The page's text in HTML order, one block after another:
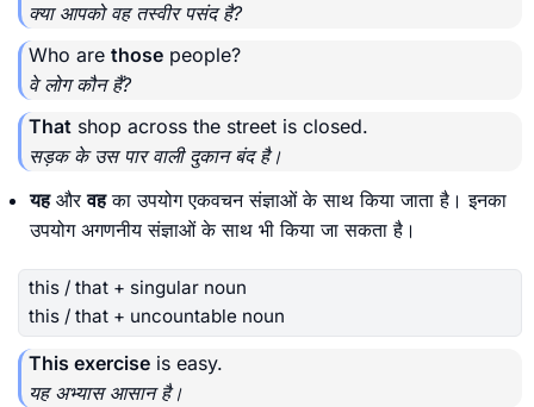
क्या आपको वह तस्वीर पसंद है?
Who are those people?
वे लोग कौन हैं?
That shop across the street is closed.
सड़क के उस पार वाली दुकान बंद है।
यहऔरवहका उपयोग एकवचन संज्ञाओं के साथ किया जाता है। इनका
उपयोग अगणनीय संज्ञाओं के साथ भी किया जा सकता है।
this / that + singular noun
this / that + uncountable noun
This exercise is easy.
यह अभ्यास आसान है।